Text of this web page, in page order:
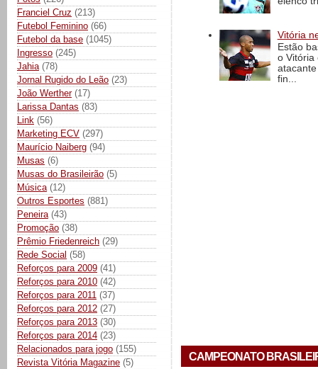
Franciel Cruz (213)
Futebol Feminino (66)
Futebol da base (1045)
Ingresso (245)
Jahia (78)
Jornal Rugido do Leão (23)
João Werther (17)
Larissa Dantas (83)
Link (56)
Marketing ECV (297)
Maurício Naiberg (94)
Musas (6)
Musas do Brasileirão (5)
Música (12)
Outros Esportes (881)
Peneira (43)
Promoção (38)
Prêmio Friedenreich (29)
Rede Social (58)
Reforços para 2009 (41)
Reforços para 2010 (42)
Reforços para 2011 (37)
Reforços para 2012 (27)
Reforços para 2013 (30)
Reforços para 2014 (23)
Relacionados para jogo (155)
Revista Vitória Magazine (5)
Vitória
Estão
o Vitória
fin...
CAMPEONATO